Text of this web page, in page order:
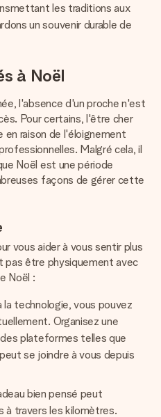
les traditions aux
un souvenir durable de
à Noël
l'absence d'un proche n'est
Pour certains, l'être cher
raison de l'éloignement
Malgré cela, il
Noël est une période
façons de gérer cette
vous aider à vous sentir plus
pas être physiquement avec
Noël :
la technologie, vous pouvez
Organisez une
plateformes telles que
se joindre à vous depuis
bien pensé peut
travers les kilomètres.